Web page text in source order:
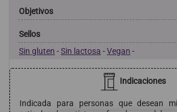
Objetivos
Sellos
Sin gluten -Sin lactosa -Vegan -
Indicaciones
Indicada para personas que desean